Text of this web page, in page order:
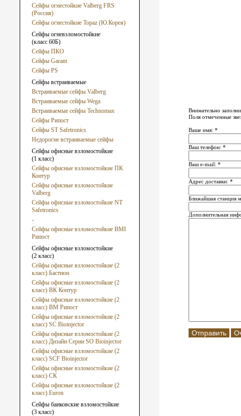
Сейфы огнестойкие Valberg FRS
(Россия)
Сейфы огнестойкие Topaz (Ю.Корея)
Сейфы огневзломостойкие
(класс 60Б)
Сейфы ПКО
Сейфы Garant
Сейфы PS
Сейфы встраиваемые
Встраиваемые сейфы Valberg
Встраиваемые сейфы Wega
Встраиваемые сейфы Technomax
Сейфы Рипост
Сейфы ST Safetronics
Недорогие встраиваемые сейфы
Сейфы офисные взломостойкие
(1 класс)
Сейфы офисные взломостойкие ПК
Контур
Сейфы офисные взломостойкие
Valberg
Сейфы офисные взломостойкие NT
Safetronics
-
Сейфы офисные взломостойкие ВМI
Рипост
Сейфы офисные взломостойкие
(2 класс)
Сейфы офисные взломостойкие (2
класс) Бастион
Сейфы офисные взломостойкие (2
класс) ВК Контур
Сейфы офисные взломостойкие (2
класс) ВМ Рипост
Сейфы офисные взломостойкие (2
класс) SC Bioinjector
Сейфы офисные взломостойкие (2
класс) Дизайн Серии SO Bioinjector
Сейфы офисные взломостойкие (2
класс) SCF Bioinjector
Сейфы офисные взломостойкие (2
класс) СК
Сейфы офисные взломостойкие (2
класс) Euron
Сейфы банковские взломостойкие
(3 класс)
Внимательно
Поля отмеченные
Ваше имя: *
Ваш телефон: *
Ваш e-mail: *
Адрес доставки: *
Ближайшая станция
Дополнительная